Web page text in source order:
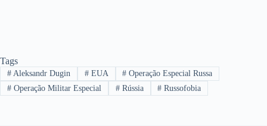
Tags
#Aleksandr Dugin #EUA # Operação Especial Russa
#Operação Militar Especial #Rússia # Russofobia